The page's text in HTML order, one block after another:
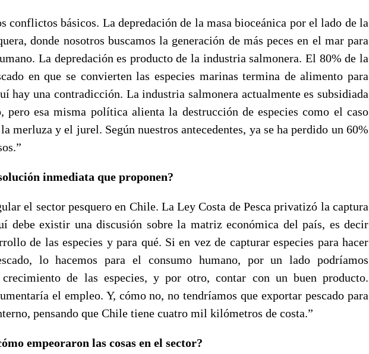
conflictos básicos. La depredación de la masa bioceánica por el lado de la
donde nosotros buscamos la generación de más peces en el mar para
La depredación es producto de la industria salmonera. El 80% de la
en que se convierten las especies marinas termina de alimento para
hay una contradicción. La industria salmonera actualmente es subsidiada
pero esa misma política alienta la destrucción de especies como el caso
merluza y el jurel. Según nuestros antecedentes, ya se ha perdido un 60%
inmediata que proponen?
el sector pesquero en Chile. La Ley Costa de Pesca privatizó la captura
debe existir una discusión sobre la matriz económica del país, es decir
de las especies y para qué. Si en vez de capturar especies para hacer
lo hacemos para el consumo humano, por un lado podríamos
de las especies, y por otro, contar con un buen producto.
el empleo. Y, cómo no, no tendríamos que exportar pescado para
pensando que Chile tiene cuatro mil kilómetros de costa.”
empeoraron las cosas en el sector?